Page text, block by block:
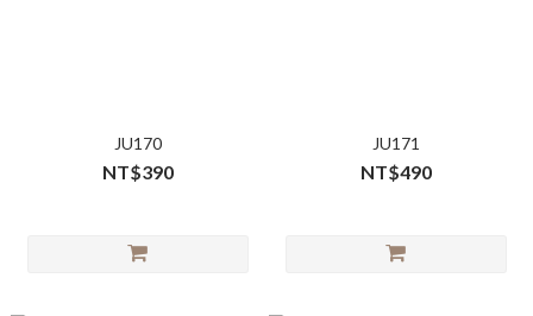
JU170
NT$390
JU171
NT$490